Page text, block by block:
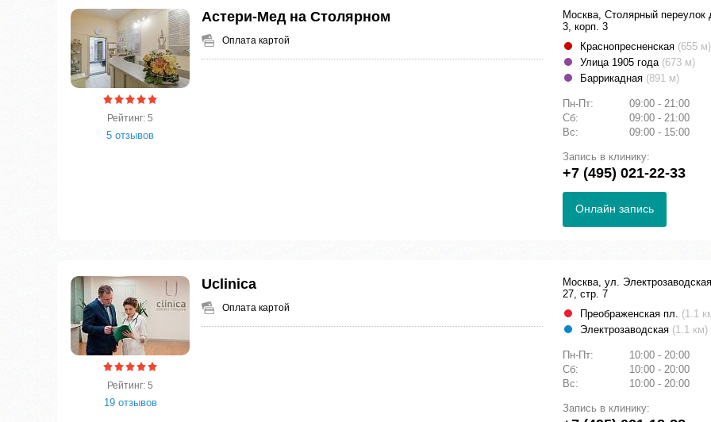
Рейтинг: 5
5 отзывов
Астери-Мед на Столярном
Оплата картой
Москва, Столярный переулок
3, корп. 3
Краснопресненская (655 м)
Улица 1905 года (673 м)
Баррикадная (891 м)
Пн-Пт:
09:00 - 21:00
Сб:
09:00 - 21:00
Вс:
09:00 - 15:00
Запись в клинику:
+7 (495) 021-22-33
Онлайн запись
Рейтинг: 5
19 отзывов
Uclinica
Оплата картой
Москва, ул.
27, стр. 7
Преображенская пл. (1.1
Электрозаводская (1.1 км)
Пн-Пт:
10:00 - 20:00
Сб:
10:00 - 20:00
Вс:
10:00 - 20:00
Запись в клинику: